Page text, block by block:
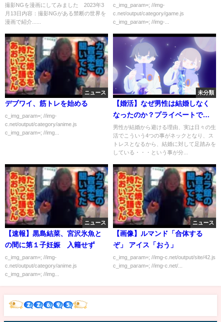
を漫画で紹介 3月13日
撮影NGを漫画にしてみました 2023年3
月13日内容：撮影NGがある禁断の世界を
漫画で紹介......
c_img_param=; //img-
c.net/output/category/game.js
c_img_param=; //img-...
ニュース
デブワイ、筋トレを始める
c_img_param=; //img-
c.net/output/category/anime.js
c_img_param=; //img...
未分類
【婚活】なぜ男性は結婚しなく
なったのか？プライベートでこ
れをクリアできないと女は結婚
できない
男性が結婚から避ける理由、実は日々の生
活でこういう4つの事がネックとなり、ス
トレスとなるから、結婚に対して足踏みを
している・・・という事が分...
ニュース
【速報】黒島結菜、宮沢氷魚と
の間に第１子妊娠 入籍せず
c_img_param=; //img-
c.net/output/category/anime.js
c_img_param=; //img...
ニュース
【画像】ルマンド「合体する
ぞ」 アイス「おう」
c_img_param=; //img-c.net/output/site/42.js
c_img_param=; //img-c.net/...